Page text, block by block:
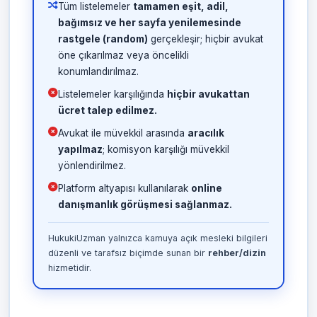
Tüm listelemeler tamamen eşit, adil,
bağımsız ve her sayfa yenilemesinde
rastgele (random) gerçekleşir; hiçbir avukat
öne çıkarılmaz veya öncelikli
konumlandırılmaz.
Listelemeler karşılığında hiçbir avukattan
ücret talep edilmez.
Avukat ile müvekkil arasında aracılık
yapılmaz; komisyon karşılığı müvekkil
yönlendirilmez.
Platform altyapısı kullanılarak online
danışmanlık görüşmesi sağlanmaz.
HukukiUzman yalnızca kamuya açık mesleki bilgileri
düzenli ve tarafsız biçimde sunan bir rehber/dizin
hizmetidir.